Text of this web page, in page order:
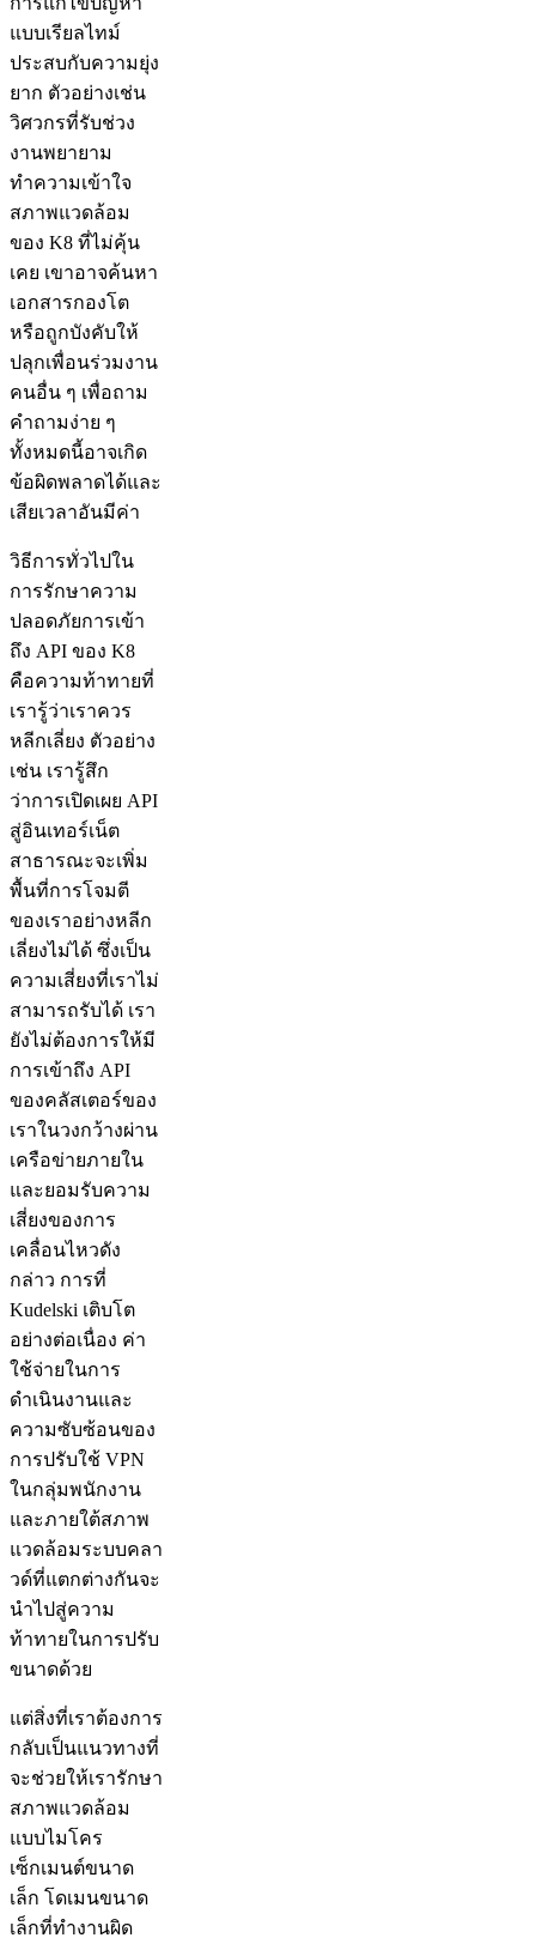
แบบเรียลไทม์
ประสบกับความยุ่ง
ยาก ตัวอย่างเช่น
วิศวกรที่รับช่วง
งานพยายาม
ทำความเข้าใจ
สภาพแวดล้อม
ของ K8 ที่ไม่คุ้น
เคย เขาอาจค้นหา
เอกสารกองโต
หรือถูกบังคับให้
ปลุกเพื่อนร่วมงาน
คนอื่น ๆ เพื่อถาม
คำถามง่าย ๆ
ทั้งหมดนี้อาจเกิด
ข้อผิดพลาดได้และ
เสียเวลาอันมีค่า
วิธีการทั่วไปใน
การรักษาความ
ปลอดภัยการเข้า
ถึง API ของ K8
คือความท้าทายที่
เรารู้ว่าเราควร
หลีกเลี่ยง ตัวอย่าง
เช่น เรารู้สึก
ว่าการเปิดเผย API
สู่อินเทอร์เน็ต
สาธารณะจะเพิ่ม
พื้นที่การโจมตี
ของเราอย่างหลีก
เลี่ยงไม่ได้ ซึ่งเป็น
ความเสี่ยงที่เราไม่
สามารถรับได้ เรา
ยังไม่ต้องการให้มี
การเข้าถึง API
ของคลัสเตอร์ของ
เราในวงกว้างผ่าน
เครือข่ายภายใน
และยอมรับความ
เสี่ยงของการ
เคลื่อนไหวดัง
กล่าว การที่
Kudelski เติบโต
อย่างต่อเนื่อง ค่า
ใช้จ่ายในการ
ดำเนินงานและ
ความซับซ้อนของ
การปรับใช้ VPN
ในกลุ่มพนักงาน
และภายใต้สภาพ
แวดล้อมระบบคลา
วด์ที่แตกต่างกันจะ
นำไปสู่ความ
ท้าทายในการปรับ
ขนาดด้วย
แต่สิ่งที่เราต้องการ
กลับเป็นแนวทางที่
จะช่วยให้เรารักษา
สภาพแวดล้อม
แบบไมโคร
เซ็กเมนต์ขนาด
เล็ก โดเมนขนาด
เล็กที่ทำงานผิด